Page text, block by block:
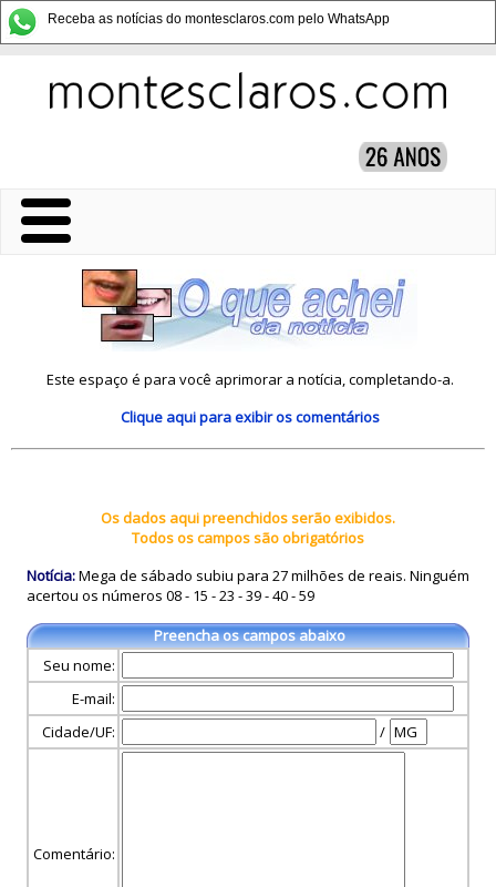
Receba as notícias do montesclaros.com pelo WhatsApp
Este espaço é para você aprimorar a notícia, completando-a.
Clique aquipara exibir os comentários
Os dados aqui preenchidos serão exibidos.
Todos os campos são obrigatórios
Notícia:Mega de sábado subiu para 27 milhões de reais. Ninguém
acertou os números 08 - 15 - 23 - 39 - 40 - 59
Preencha os campos abaixo
Seu nome:
E-mail:
Cidade/UF:
/
Comentário: